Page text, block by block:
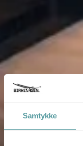
Samtykke